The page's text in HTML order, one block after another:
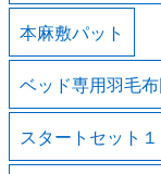
本麻敷パット
ベッド専用羽毛
スタートセット１